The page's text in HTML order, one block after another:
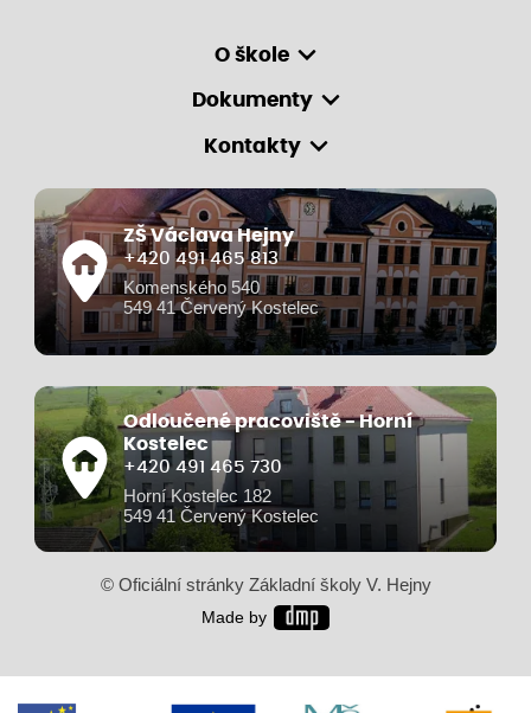
O škole
Dokumenty
Kontakty
ZŠ Václava Hejny
+420 491 465 813
Komenského 540
549 41 Červený Kostelec
Odloučené pracoviště - Horní
Kostelec
+420 491 465 730
Horní Kostelec 182
549 41 Červený Kostelec
© Oficiální stránky Základní školy V. Hejny
Made by